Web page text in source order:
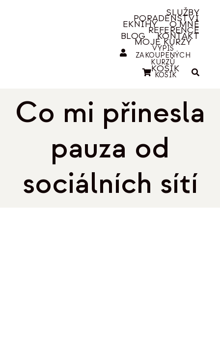
SLUŽBY
PORADENSTVÍ
EKNIHY O MNĚ
REFERENCE
BLOG KONTAKT
MOJE KURZY
VÝPIS
ZAKOUPENÝCH
KURZŮ
KOŠÍK
KOŠÍK
Co mi přinesla
pauza od
sociálních sítí